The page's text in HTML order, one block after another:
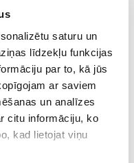
saturu un
līdzekļu funkcijas
par to, kā jūs
ar saviem
un analīzes
citu informāciju, ko
kad lietojat viņu
varētu tikt aizmainīts
būs jāveic
vēl nav aizdomājies
kodolā savu pēdējo
taču viņš pozitīvi
Bostonā.
pauda latvietis.
ir bijuši